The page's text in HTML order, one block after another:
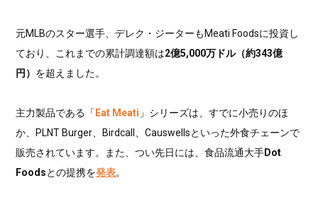
元MLBのスター選手、デレク・ジーターもMeati Foodsに投資し
ており、これまでの累計調達額は2億5,000万ドル（約343億
円） を超えました。
主力製品である「 Eat Meati 」シリーズは、すでに小売りのほ
か、PLNT Burger、Birdcall、Causwellsといった外食チェーンで
販売されています。また、つい先日には、食品流通大手Dot
Foodsとの提携を発表。